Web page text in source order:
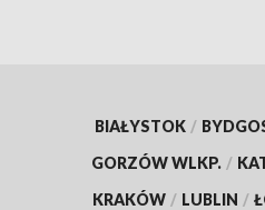
BIAŁYSTOK /
GORZÓW WLKP. /
KRAKÓW / LUBLIN /